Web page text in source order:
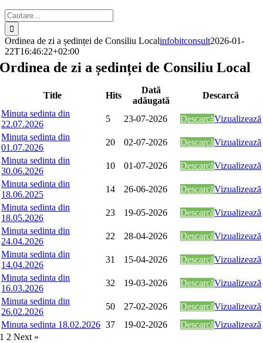
Cautare...
Ordinea de zi a ședinței de Consiliu Localinfobitconsult2026-01-
22T16:46:22+02:00
Ordinea de zi a ședinței de Consiliu Local
Title Hits
Dată
adăugată
Descarcă
Minuta sedinta din
22.07.2026
5 23-07-2026 DescarcăVizualizează
Minuta sedinta din
01.07.2026
20 02-07-2026 DescarcăVizualizează
Minuta sedinta din
30.06.2026
10 01-07-2026 DescarcăVizualizează
Minuta sedinta din
18.06.2025
14 26-06-2026 DescarcăVizualizează
Minuta sedinta din
18.05.2026
23 19-05-2026 DescarcăVizualizează
Minuta sedinta din
24.04.2026
22 28-04-2026 DescarcăVizualizează
Minuta sedinta din
14.04.2026
31 15-04-2026 DescarcăVizualizează
Minuta sedinta din
16.03.2026
32 19-03-2026 DescarcăVizualizează
Minuta sedinta din
26.02.2026
50 27-02-2026 DescarcăVizualizează
Minuta sedinta 18.02.2026 37 19-02-2026 DescarcăVizualizează
1 2 Next »